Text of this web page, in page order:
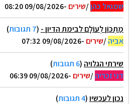
שמואל כהן/שירים -09/08/2026 08:20
מַתְכּוֹן לְעוֹלָם לבימת הדיון - (7 תגובות
)
אביה/שירים -09/08/2026 07:32
שירתי הגלויה (6 תגובות
)
דני זכריה/שירים -09/08/2026 06:39
נכון לעכשיו(4 תגובות
)